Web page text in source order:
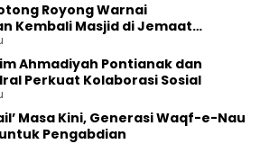
Royong Warnai
Kembali Masjid di Jemaat
Ahmadiyah Pontianak dan
Perkuat Kolaborasi Sosial
Masa Kini, Generasi Waqf-e-Nau
Pengabdian